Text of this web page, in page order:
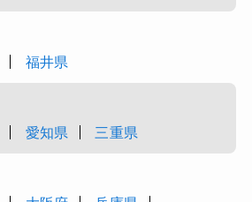
福井県
愛知県 三重県